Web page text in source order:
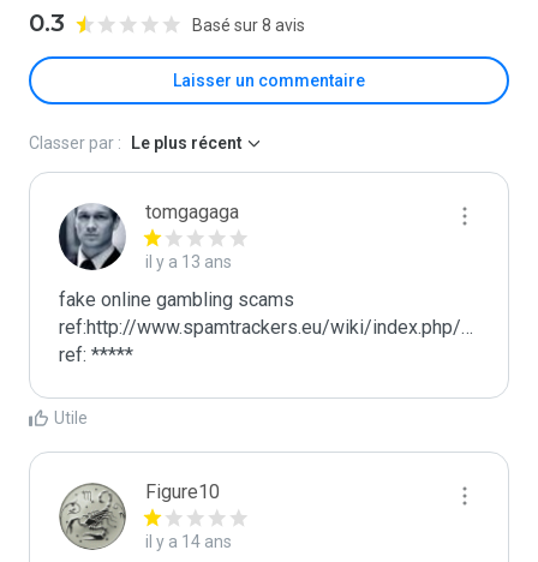
0.3 Basé sur 8 avis
Laisser un commentaire
Classer par : Le plus récent
tomgagaga
il y a 13 ans
fake online gambling scams
ref:http://www.spamtrackers.eu/wiki/index.php/
ref: *****
Utile
Figure10
il y a 14 ans